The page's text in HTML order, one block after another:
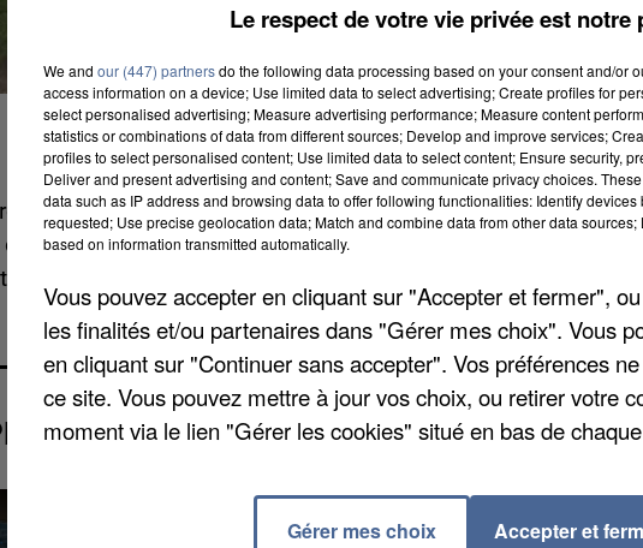
sans vie à Fontainebleau. Cette macabre découverte
le canal près de l'avenue des Cascades, révèle
d'Avon. Une enquête a été ouverte pour connaître les
VUS
Le respect de votre vie privée est notre
We and our (447) partnersdo the following data processing based on your consent and/or
access information on a device; Use limited data to select advertising; Create profiles for
select personalised advertising; Measure advertising performance; Measure content
statistics or combinations of data from different sources; Develop and improve services;
profiles to select personalised content; Use limited data to select content; Ensure security,
Deliver and present advertising and content; Save and communicate privacy choices.
data such as IP address and browsing data to offer following functionalities: Identify
requested; Use precise geolocation data; Match and combine data from other data
based on information transmitted automatically.
Vous pouvez accepter en cliquant sur "Accepter et fermer",
les finalités et/ou partenaires dans "Gérer mes choix". Vous
en cliquant sur "Continuer sans accepter". Vos préférences
ce site. Vous pouvez mettre à jour vos choix, ou retirer votre
moment via le lien "Gérer les cookies" situé en bas de
Gérer mes choix Accepter et